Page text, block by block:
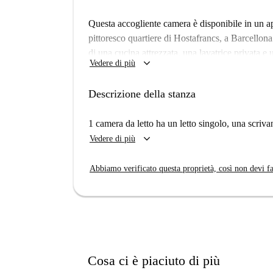
Questa accogliente camera è disponibile in un
pittoresco quartiere di Hostafrancs, a
di una cucina attrezzata, una lavatrice privata e
per professionisti e studenti, soddisfacendo
Tutti gli annunci di Spotahome, incluso questo,
L'appartamento è situato in posizione
Vedere di più keyboard_arrow_down
Descrizione della stanza
1 camera da letto ha un letto singolo, una
Vedere di più keyboard_arrow_down
Abbiamo verificato questa proprietà, così non devi
Cosa ci è piaciuto di più